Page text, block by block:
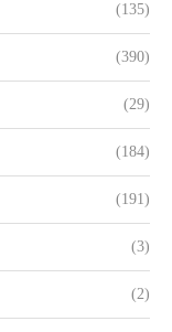
(135)
(390)
(29)
(184)
(191)
(3)
(2)